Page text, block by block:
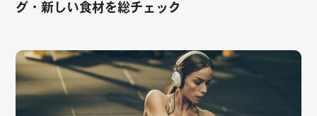
グ・新しい食材を総チェック